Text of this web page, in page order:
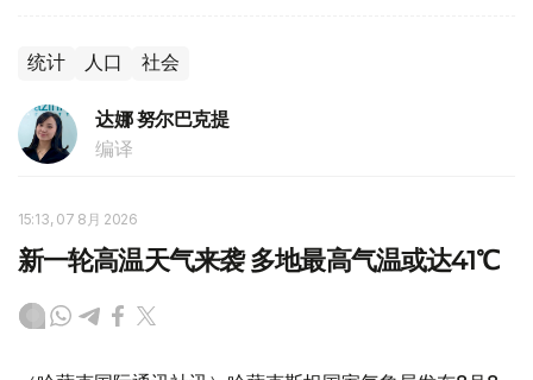
统计 人口 社会
达娜 努尔巴克提
编译
15:13, 07 8月 2026
新一轮高温天气来袭 多地最高气温或达41℃